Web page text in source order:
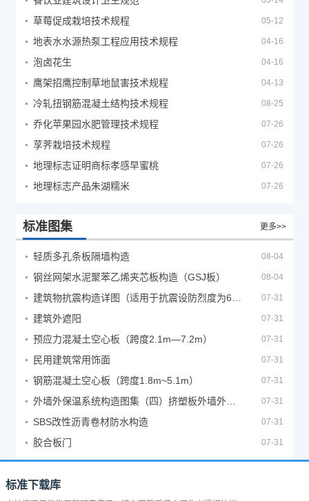
草莓促成栽培技术规程 05-12
地表水水源热泵工程应用技术规程 04-16
泡卤花生 04-16
鹰架招鹰控制草地鼠害技术规程 04-13
冷轧扭钢筋混凝土结构技术规程 08-25
乔化苹果园水肥管理技术规程 07-26
莩荠栽培技术规程 07-26
地理标志证明商标孝感早蜜桃 07-26
地理标志产品朱湖糯米 07-26
标准图集 更多>>
轻质多孔条板隔墙构造 08-04
钢丝网架水泥聚苯乙烯夹芯板构造（GSJ板） 08-04
07-31
建筑外遮阳 07-31
预应力混凝土空心板（跨度2.1m—7.2m） 07-31
民用建筑常用饰面 07-31
钢筋混凝土空心板（跨度1.8m~5.1m） 07-31
07-31
SBS改性沥青卷材防水构造 07-31
胶合板门 07-31
标准下载库